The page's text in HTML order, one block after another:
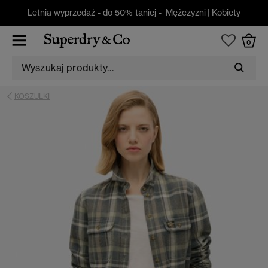
Letnia wyprzedaż - do 50% taniej - Mężczyzni | Kobiety
0
KOSZULKI